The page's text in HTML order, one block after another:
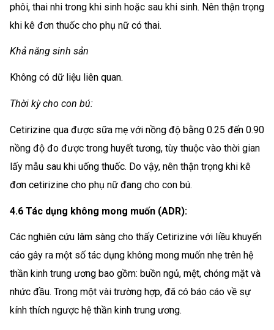
phôi, thai nhi trong khi sinh hoặc sau khi sinh. Nên thận trọng
khi kê đơn thuốc cho phụ nữ có thai.
Khả năng sinh sản
Không có dữ liệu liên quan.
Thời kỳ cho con bú:
Cetirizine qua được sữa mẹ với nồng độ bằng 0.25 đến 0.90
nồng độ đo được trong huyết tương, tùy thuộc vào thời gian
lấy mẫu sau khi uống thuốc. Do vậy, nên thận trọng khi kê
đơn cetirizine cho phụ nữ đang cho con bú.
4.6 Tác dụng không mong muốn (ADR):
Các nghiên cứu lâm sàng cho thấy Cetirizine với liều khuyến
cáo gây ra một số tác dụng không mong muốn nhẹ trên hệ
thần kinh trung ương bao gồm: buồn ngủ, mệt, chóng mặt và
nhức đầu. Trong một vài trường hợp, đã có báo cáo về sự
kính thích ngược hệ thần kinh trung ương.